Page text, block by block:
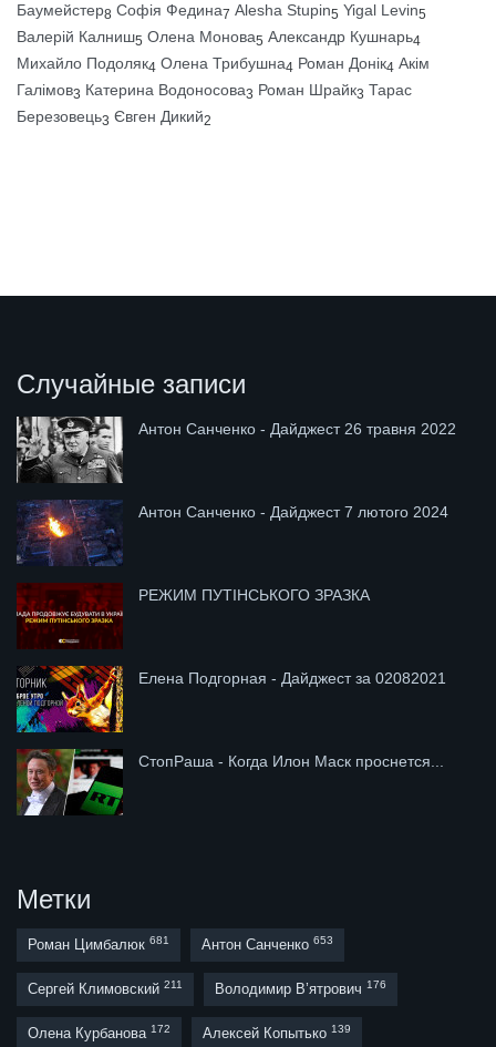
Баумейстер8 Софія Федина7 Alesha Stupin5 Yigal Levin5
Валерій Калниш5 Олена Монова5 Александр Кушнарь4
Михайло Подоляк4 Олена Трибушна4 Роман Донік4 Акім
Галімов3 Катерина Водоносова3 Роман Шрайк3 Тарас
Березовець3 Євген Дикий2
Случайные записи
Антон Санченко - Дайджест 26 травня 2022
Антон Санченко - Дайджест 7 лютого 2024
РЕЖИМ ПУТІНСЬКОГО ЗРАЗКА
Елена Подгорная - Дайджест за 02082021
СтопРаша - Когда Илон Маск проснется...
Метки
Роман Цимбалюк 681 Антон Санченко 653
Сергей Климовский 211 Володимир В’ятрович 176
Олена Курбанова 172 Алексей Копытько 139